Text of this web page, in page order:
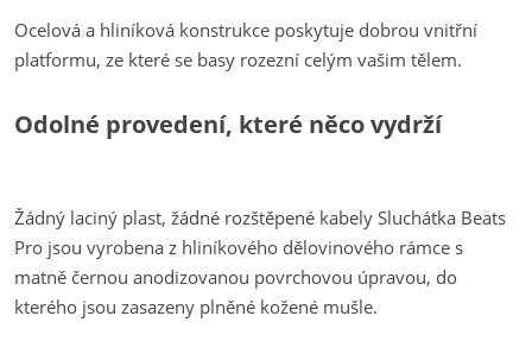
Ocelová a hliníková konstrukce poskytuje dobrou vnitřní
platformu, ze které se basy rozezní celým vašim tělem.
Odolné provedení, které něco vydrží
Žádný laciný plast, žádné rozštěpené kabely Sluchátka Beats
Pro jsou vyrobena z hliníkového dělovinového rámce s
matně černou anodizovanou povrchovou úpravou, do
kterého jsou zasazeny plněné kožené mušle.